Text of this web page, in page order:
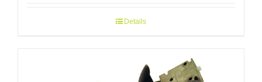
Details